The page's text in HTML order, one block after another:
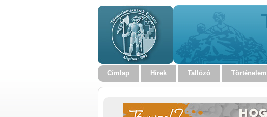
Címlap Hírek Tallózó Történelem